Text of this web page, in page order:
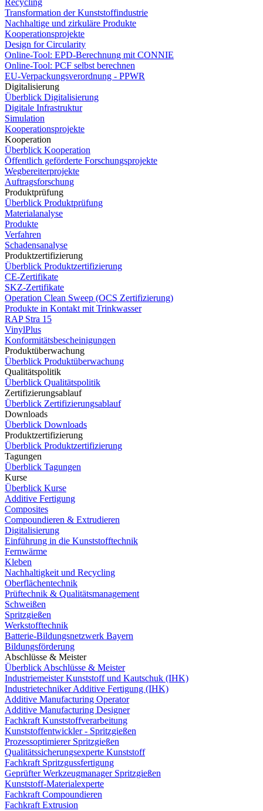
Recycling
Transformation der Kunststoffindustrie
Nachhaltige und zirkuläre Produkte
Kooperationsprojekte
Design for Circularity
Online-Tool: EPD-Berechnung mit CONNIE
Online-Tool: PCF selbst berechnen
EU-Verpackungsverordnung - PPWR
Digitalisierung
Überblick Digitalisierung
Digitale Infrastruktur
Simulation
Kooperationsprojekte
Kooperation
Überblick Kooperation
Öffentlich geförderte Forschungsprojekte
Wegbereiterprojekte
Auftragsforschung
Produktprüfung
Überblick Produktprüfung
Materialanalyse
Produkte
Verfahren
Schadensanalyse
Produktzertifizierung
Überblick Produktzertifizierung
CE-Zertifikate
SKZ-Zertifikate
Operation Clean Sweep (OCS Zertifizierung)
Produkte in Kontakt mit Trinkwasser
RAP Stra 15
VinylPlus
Konformitätsbescheinigungen
Produktüberwachung
Überblick Produktüberwachung
Qualitätspolitik
Überblick Qualitätspolitik
Zertifizierungsablauf
Überblick Zertifizierungsablauf
Downloads
Überblick Downloads
Produktzertifizierung
Überblick Produktzertifizierung
Tagungen
Überblick Tagungen
Kurse
Überblick Kurse
Additive Fertigung
Composites
Compoundieren & Extrudieren
Digitalisierung
Einführung in die Kunststofftechnik
Fernwärme
Kleben
Nachhaltigkeit und Recycling
Oberflächentechnik
Prüftechnik & Qualitätsmanagement
Schweißen
Spritzgießen
Werkstofftechnik
Batterie-Bildungsnetzwerk Bayern
Bildungsförderung
Abschlüsse & Meister
Überblick Abschlüsse & Meister
Industriemeister Kunststoff und Kautschuk (IHK)
Industrietechniker Additive Fertigung (IHK)
Additive Manufacturing Operator
Additive Manufacturing Designer
Fachkraft Kunststoffverarbeitung
Kunststoffentwickler - Spritzgießen
Prozessoptimierer Spritzgießen
Qualitätssicherungsexperte Kunststoff
Fachkraft Spritzgussfertigung
Geprüfter Werkzeugmanager Spritzgießen
Kunststoff-Materialexperte
Fachkraft Compoundieren
Fachkraft Extrusion